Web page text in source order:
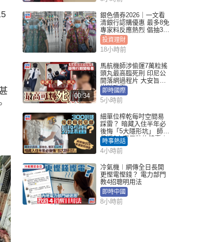
銀色債券2026｜一文看
清銀行認購優惠 最多8免
專家料反應熱烈 倡抽30
手
投資理財
18小時前
00:34
馬航機師涉偷運7萬粒搖
頭丸最高臨死刑 印尼公
開落網過程片 大安旨意
豈料敗露
即時國際
5小時前
細單位榨乾每吋空間易
踩雷？ 暗藏入住半年必
後悔「5大隱形坑」 師傅
傳授6字家居裝修錦囊｜
Juicy叮
時事熱話
4小時前
冷氣機︱網傳全日長開
更慳電慳錢？ 電力部門
教4招聰明用法
即時中國
8小時前